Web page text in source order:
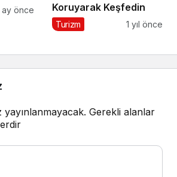
önce
Koruyarak Keşfedin
Turizm 1 yıl önce
Gerekli alanlar